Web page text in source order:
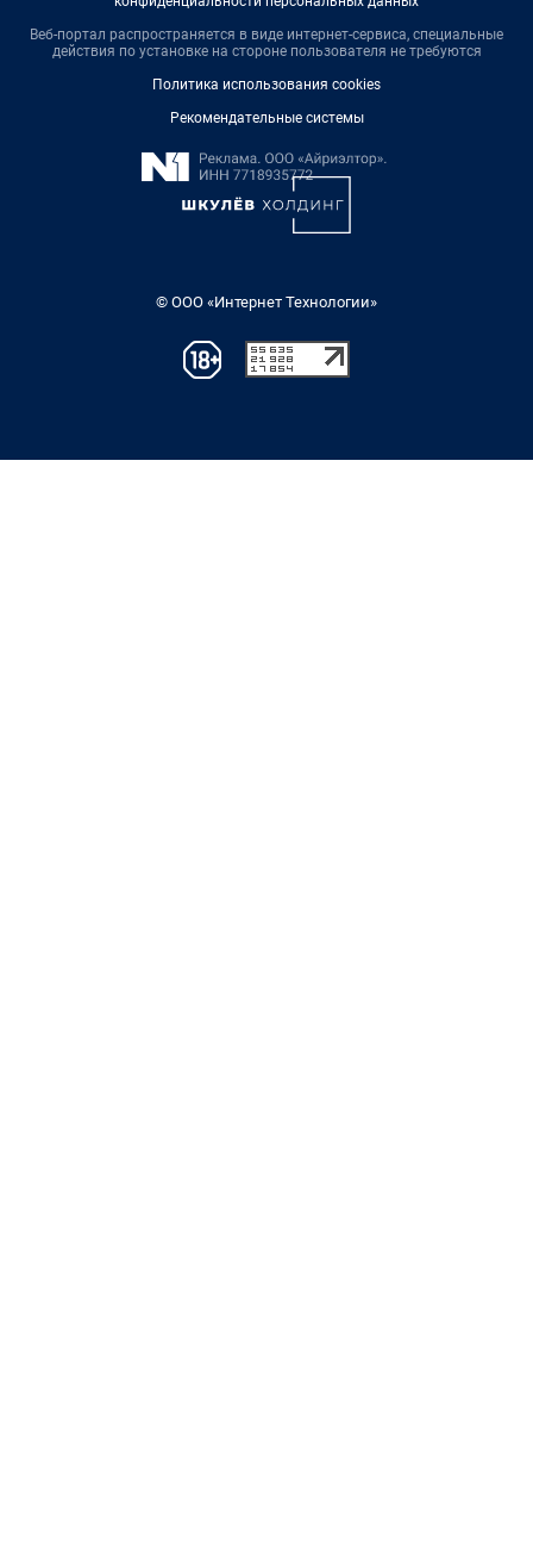
Веб-портал распространяется в виде интернет-сервиса, специальные
действия по установке на стороне пользователя не требуются
Политика использования cookies
Рекомендательные системы
© ООО «Интернет Технологии»